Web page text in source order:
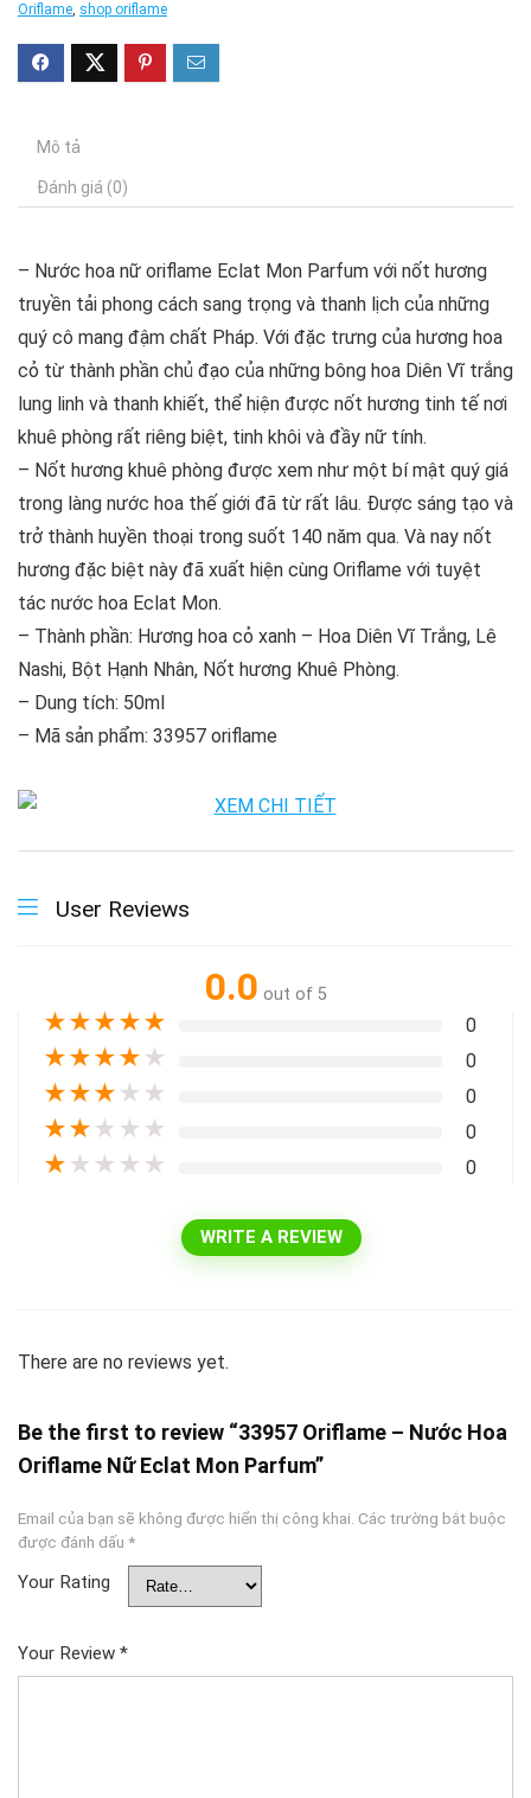
Oriflame, shop oriflame
Mô tả
Đánh giá (0)
– Nước hoa nữ oriflame Eclat Mon Parfum với nốt hương
truyền tải phong cách sang trọng và thanh lịch của những
quý cô mang đậm chất Pháp. Với đặc trưng của hương hoa
cỏ từ thành phần chủ đạo của những bông hoa Diên Vĩ trắng
lung linh và thanh khiết, thể hiện được nốt hương tinh tế nơi
khuê phòng rất riêng biệt, tinh khôi và đầy nữ tính.
– Nốt hương khuê phòng được xem như một bí mật quý giá
trong làng nước hoa thế giới đã từ rất lâu. Được sáng tạo và
trở thành huyền thoại trong suốt 140 năm qua. Và nay nốt
hương đặc biệt này đã xuất hiện cùng Oriflame với tuyệt
tác nước hoa Eclat Mon.
– Thành phần: Hương hoa cỏ xanh – Hoa Diên Vĩ Trắng, Lê
Nashi, Bột Hạnh Nhân, Nốt hương Khuê Phòng.
– Dung tích: 50ml
– Mã sản phẩm: 33957 oriflame
User Reviews
0.0 out of 5
★★★★★ 0
★★★★ ★ 0
★★★ ★ ★ 0
★★ ★ ★ ★ 0
★ ★ ★ ★ ★ 0
WRITE A REVIEW
There are no reviews yet.
Be the first to review “33957 Oriflame – Nước Hoa
Oriflame Nữ Eclat Mon Parfum”
Email của bạn sẽ không được hiển thị công khai. Các trường bắt buộc
được đánh dấu *
Your Rating
Your Review *